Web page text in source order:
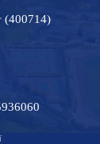
(400714)